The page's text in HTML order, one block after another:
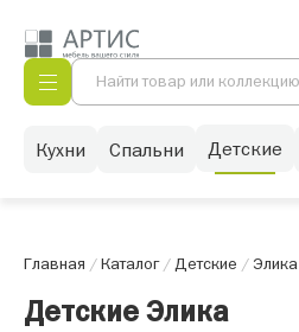
Кухни Спальни Детские
Главная /Каталог/Детские / Элика
Детские Элика